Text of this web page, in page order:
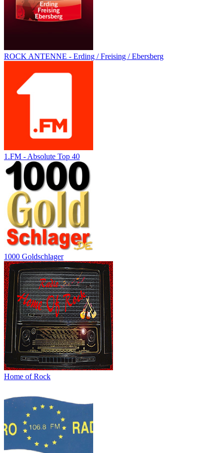
ROCK ANTENNE - Erding / Freising / Ebersberg
1.FM - Absolute Top 40
1000 Goldschlager
Home of Rock